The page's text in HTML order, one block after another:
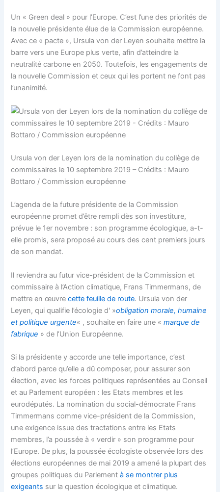
Un « Green deal » pour l’Europe. C’est l’une des priorités de
la nouvelle présidente élue de la Commission européenne.
Avec ce « pacte », Ursula von der Leyen souhaite mettre la
barre vers une Europe plus verte, afin d’atteindre la
neutralité carbone en 2050. Toutefois, les engagements de
la nouvelle Commission et ceux qui les portent ne font pas
l’unanimité.
Ursula von der Leyen lors de la nomination du collège de
commissaires le 10 septembre 2019 – Crédits : Mauro
Bottaro / Commission européenne
L’agenda de la future présidente de la Commission
européenne promet d’être rempli dès son investiture,
prévue le 1er novembre : son programme écologique, a-t-
elle promis, sera proposé au cours des cent premiers jours
de son mandat.
Il reviendra au futur vice-président de la Commission et
commissaire à l’Action climatique, Frans Timmermans, de
mettre en œuvrecette feuille de route. Ursula von der
Leyen, qui qualifie l’écologie d' »obligation morale, humaine
et politique urgente« , souhaite en faire une «marque de
fabrique » de l’Union Européenne.
Si la présidente y accorde une telle importance, c’est
d’abord parce qu’elle a dû composer, pour assurer son
élection, avec les forces politiques représentées au Conseil
et au Parlement européen : les Etats membres et les
eurodéputés. La nomination du social-démocrate Frans
Timmermans comme vice-président de la Commission,
une exigence issue des tractations entre les Etats
membres, l’a poussée à « verdir » son programme pour
l’Europe. De plus, la poussée écologiste observée lors des
élections européennes de mai 2019 a amené la plupart des
groupes politiques du Parlementà se montrer plus
exigeants sur la question écologique et climatique.